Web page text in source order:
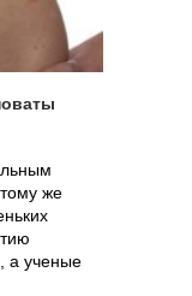
же
а ученые